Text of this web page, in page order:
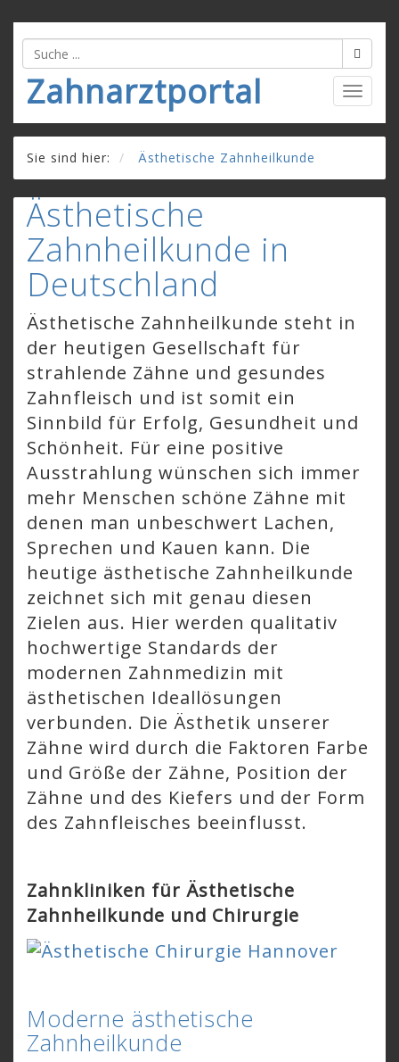
Zahnarztportal
Sie sind hier: Ästhetische Zahnheilkunde
Ästhetische
Zahnheilkunde in
Deutschland
Ästhetische Zahnheilkunde steht in
der heutigen Gesellschaft für
strahlende Zähne und gesundes
Zahnfleisch und ist somit ein
Sinnbild für Erfolg, Gesundheit und
Schönheit. Für eine positive
Ausstrahlung wünschen sich immer
mehr Menschen schöne Zähne mit
denen man unbeschwert Lachen,
Sprechen und Kauen kann. Die
heutige ästhetische Zahnheilkunde
zeichnet sich mit genau diesen
Zielen aus. Hier werden qualitativ
hochwertige Standards der
modernen Zahnmedizin mit
ästhetischen Ideallösungen
verbunden. Die Ästhetik unserer
Zähne wird durch die Faktoren Farbe
und Größe der Zähne, Position der
Zähne und des Kiefers und der Form
des Zahnfleisches beeinflusst.
Zahnkliniken für Ästhetische
Zahnheilkunde und Chirurgie
Moderne ästhetische
Zahnheilkunde